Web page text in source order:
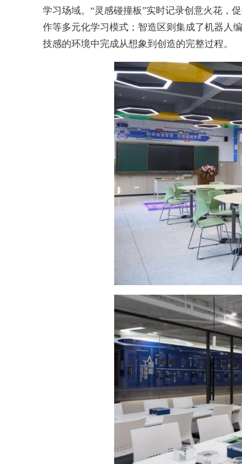
学习场域。“灵感碰撞板”实时记录创意火花，
作等多元化学习模式；智造区则集成了机器人
技感的环境中完成从想象到创造的完整过程。